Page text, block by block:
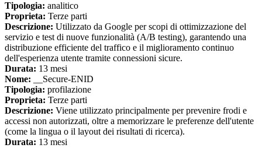
Tipologia: analitico
Proprieta: Terze parti
Descrizione: Utilizzato da Google per scopi di ottimizzazione del
servizio e test di nuove funzionalità (A/B testing), garantendo una
distribuzione efficiente del traffico e il miglioramento continuo
dell'esperienza utente tramite connessioni sicure.
Durata: 13 mesi
Nome: __Secure-ENID
Tipologia: profilazione
Proprieta: Terze parti
Descrizione: Viene utilizzato principalmente per prevenire frodi e
accessi non autorizzati, oltre a memorizzare le preferenze dell'utente
(come la lingua o il layout dei risultati di ricerca).
Durata: 13 mesi